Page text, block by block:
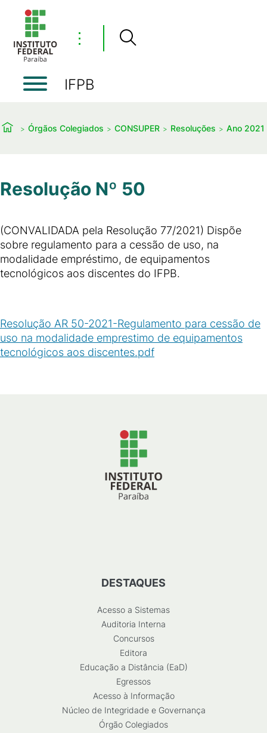
⋮
IFPB
Órgãos Colegiados CONSUPER Resoluções Ano 2021
Resolução Nº 50
(CONVALIDADA pela Resolução 77/2021) Dispõe
sobre regulamento para a cessão de uso, na
modalidade empréstimo, de equipamentos
tecnológicos aos discentes do IFPB.
Resolução AR 50-2021-Regulamento para cessão de
uso na modalidade emprestimo de equipamentos
tecnológicos aos discentes.pdf
DESTAQUES
Acesso a Sistemas
Auditoria Interna
Concursos
Editora
Educação a Distância (EaD)
Egressos
Acesso à Informação
Núcleo de Integridade e Governança
Órgão Colegiados